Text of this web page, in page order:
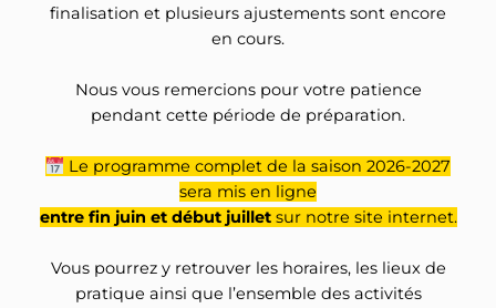
finalisation et plusieurs ajustements sont encore
en cours.
Nous vous remercions pour votre patience
pendant cette période de préparation.
Le programme complet de la saison 2026-2027
sera mis en ligne
entre fin juin et début juilletsur notre site internet.
Vous pourrez y retrouver les horaires, les lieux de
pratique ainsi que l’ensemble des activités